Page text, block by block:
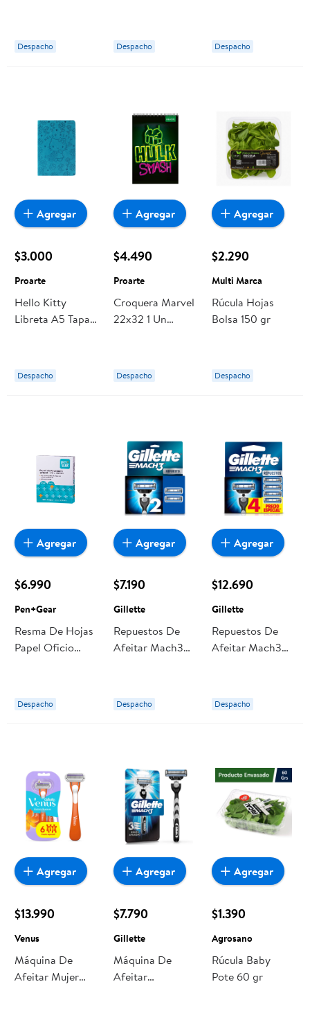
Despacho Despacho Despacho
$3.000
Proarte
Hello Kitty
Libreta A5 Tapa
Despacho
Agregar
$4.490
Proarte
Croquera Marvel
22x32 1 Un
Despacho
Agregar
$2.290
Multi Marca
Rúcula Hojas
Bolsa 150 gr
Despacho
Agregar
$6.990
Pen+Gear
Resma De Hojas
Papel Oficio
Pen+Gear
Despacho
Agregar
$7.190
Gillette
Repuestos De
Afeitar Mach3
Gillette
Despacho
Agregar
$12.690
Gillette
Repuestos De
Afeitar Mach3
Gillette
Despacho
Agregar
$13.990
Venus
Máquina De
Afeitar Mujer
Agregar
$7.790
Gillette
Máquina De
Afeitar
Agregar
$1.390
Agrosano
Rúcula Baby
Pote 60 gr
Agregar